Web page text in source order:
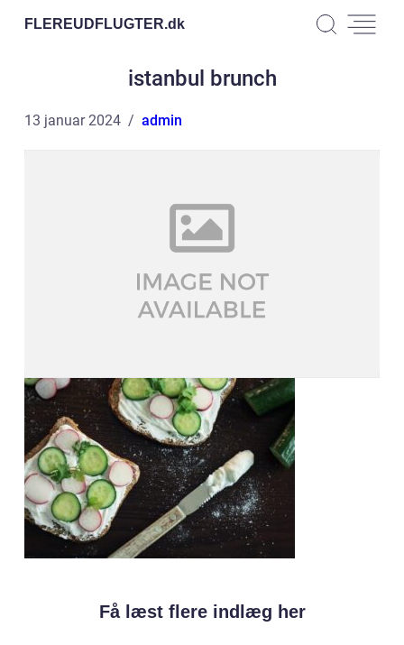
FLEREUDFLUGTER.dk
istanbul brunch
13 januar 2024 admin
Få læst flere indlæg her